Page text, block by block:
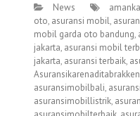
News
oto, asuransi mobil,
mobil garda oto bandung,
jakarta, asuransi mobil
jakarta, asuransi terbaik,
asuransimobilbali,
asuransimobillistrik,